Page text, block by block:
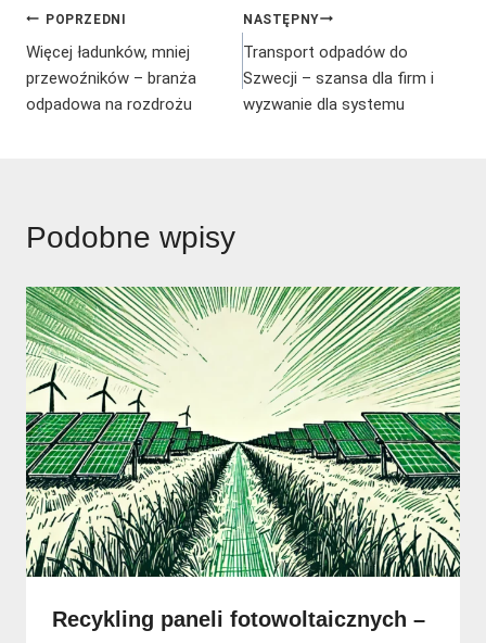
Nawigacja
wpisu
POPRZEDNI
Więcej ładunków, mniej
przewoźników – branża
odpadowa na rozdrożu
NASTĘPNY
Transport odpadów do
Szwecji – szansa dla firm i
wyzwanie dla systemu
Podobne wpisy
Recykling paneli fotowoltaicznych –